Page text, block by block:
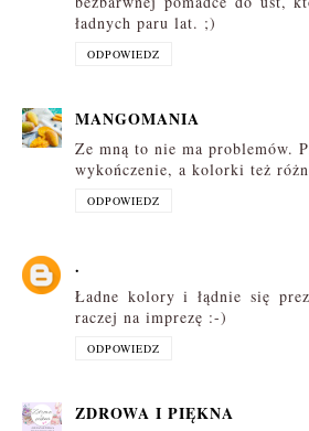
ładnych paru lat. ;)
ODPOWIEDZ
MANGOMANIA
Ze mną to nie ma problemów.
wykończenie, a kolorki też
ODPOWIEDZ
.
Ładne kolory i łądnie się
raczej na imprezę :-)
ODPOWIEDZ
ZDROWA I PIĘKNA